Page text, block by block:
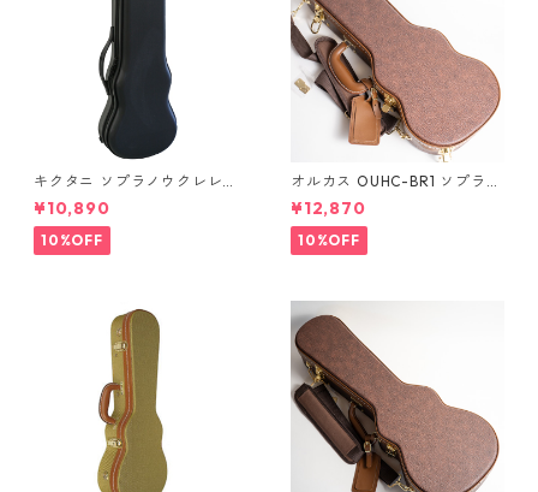
キクタニ ソプラノウクレレ用
ハードケース UPC-10N
¥10,890
10%OFF
オルカス OUHC-BR1 ソプラノ
ウクレレ用ハードケース
¥12,870
10%OFF